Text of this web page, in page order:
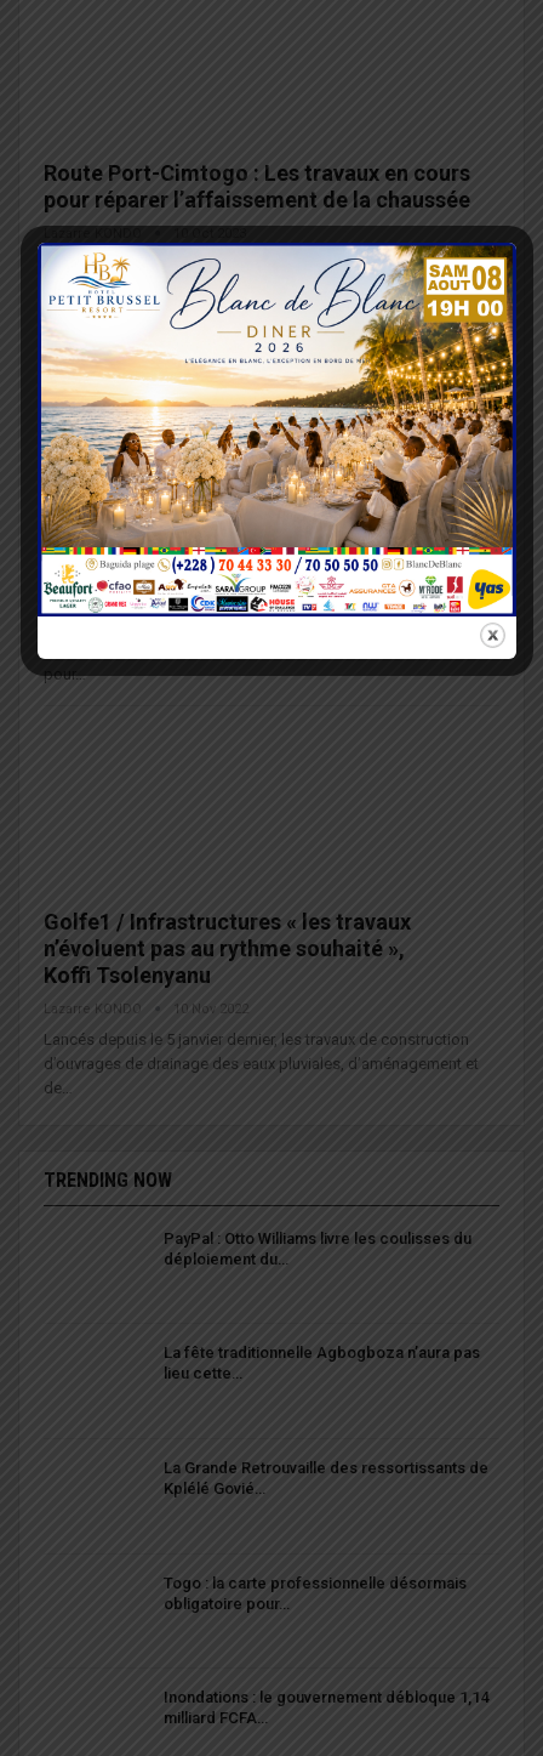
Route Port-Cimtogo : Les travaux en cours
pour réparer l’affaissement de la chaussée
Depuis le 4 octobre dernier, d'importants travaux sont en cours
sur une section de la route nationale 2 à la sortie Est de Lomé,…
Les Awards du BTP : Reconnaître et
encourager l’excellence
Lazarre KONDO 2 Mai 2023
Le Togo célèbre les entreprises émergentes dans le domaine du
pour…
Golfe1 / Infrastructures « les travaux
n’évoluent pas au rythme souhaité »,
Koffi Tsolenyanu
Lazarre KONDO 10 Nov 2022
Lancés depuis le 5 janvier dernier, les travaux de construction
d’ouvrages de drainage des eaux pluviales, d’aménagement et
de…
TRENDING NOW
PayPal : Otto Williams livre les coulisses du
déploiement du…
La fête traditionnelle Agbogboza n’aura pas
lieu cette…
La Grande Retrouvaille des ressortissants de
Kplélé Govié…
Togo : la carte professionnelle désormais
obligatoire pour…
Inondations : le gouvernement débloque 1,14
milliard FCFA…